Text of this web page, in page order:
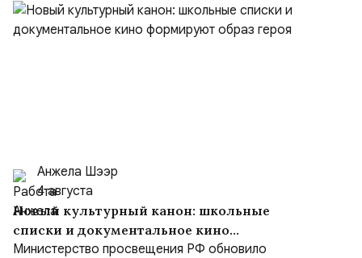
Анжела Шээр
4 августа
Новый культурный канон: школьные
списки и документальное кино
формируют образ героя
Министерство просвещения РФ обновило